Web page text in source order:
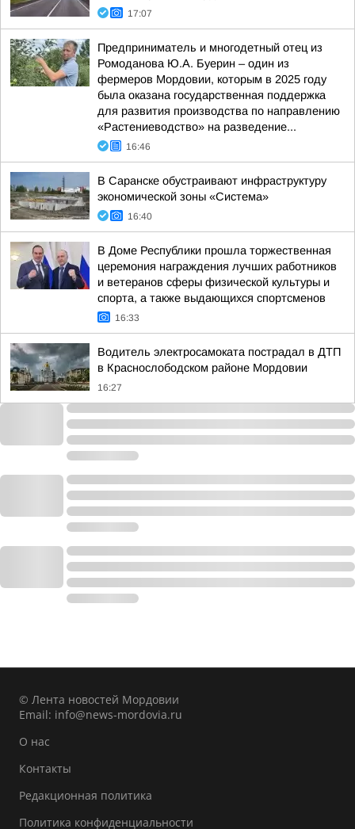
17:07
Предприниматель и многодетный отец из
Ромоданова Ю.А. Буерин – один из
фермеров Мордовии, которым в 2025 году
была оказана государственная поддержка
для развития производства по направлению
«Растениеводство» на разведение...
16:46
В Саранске обустраивают инфраструктуру
экономической зоны «Система»
16:40
В Доме Республики прошла торжественная
церемония награждения лучших работников
и ветеранов сферы физической культуры и
спорта, а также выдающихся спортсменов
16:33
Водитель электросамоката пострадал в ДТП
в Краснослободском районе Мордовии
16:27
© Лента новостей Мордовии
Email: info@news-mordovia.ru
О нас
Контакты
Редакционная политика
Политика конфиденциальности